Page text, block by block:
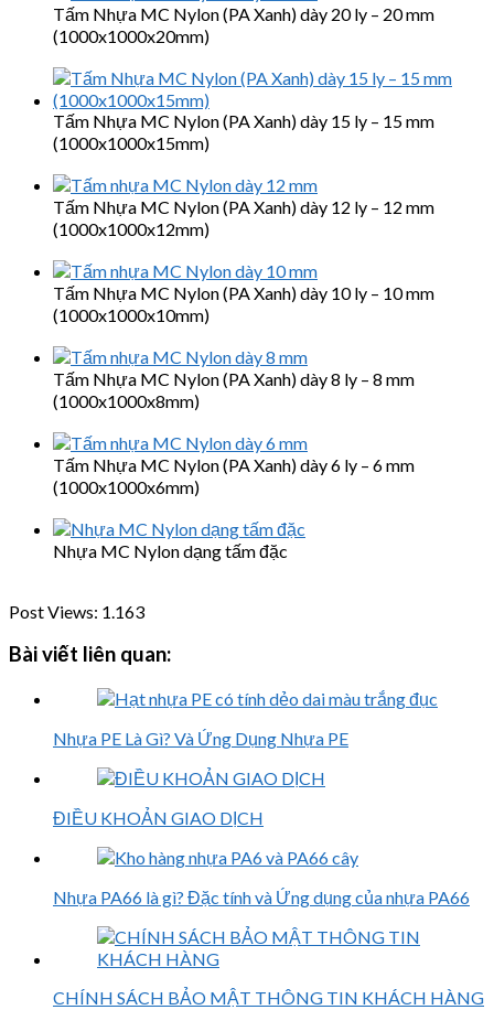
Tấm Nhựa MC Nylon (PA Xanh) dày 20 ly – 20 mm
(1000x1000x20mm)
Tấm Nhựa MC Nylon (PA Xanh) dày 15 ly – 15 mm
(1000x1000x15mm)
Tấm Nhựa MC Nylon (PA Xanh) dày 12 ly – 12 mm
(1000x1000x12mm)
Tấm Nhựa MC Nylon (PA Xanh) dày 10 ly – 10 mm
(1000x1000x10mm)
Tấm Nhựa MC Nylon (PA Xanh) dày 8 ly – 8 mm
(1000x1000x8mm)
Tấm Nhựa MC Nylon (PA Xanh) dày 6 ly – 6 mm
(1000x1000x6mm)
Nhựa MC Nylon dạng tấm đặc
Post Views: 1.163
Bài viết liên quan:
Nhựa PE Là Gì? Và Ứng Dụng Nhựa PE
ĐIỀU KHOẢN GIAO DỊCH
Nhựa PA66 là gì? Đặc tính và Ứng dụng của nhựa PA66
CHÍNH SÁCH BẢO MẬT THÔNG TIN KHÁCH HÀNG